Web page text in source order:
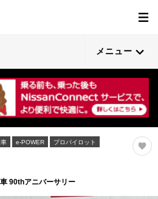
メニュー
e-POWER
プロパイロット
90thアニバーサリー